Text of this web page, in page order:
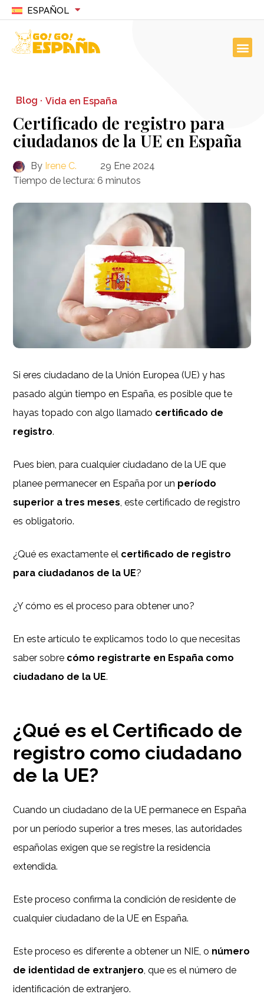
ESPAÑOL
Blog · Vida en España
Certificado de registro para
ciudadanos de la UE en España
By Irene C.
29 Ene 2024
Tiempo de lectura: 6 minutos
Si eres ciudadano de la Unión Europea (UE) y has
pasado algún tiempo en España, es posible que te
hayas topado con algo llamado certificado de
registro.
Pues bien, para cualquier ciudadano de la UE que
planee permanecer en España por un período
superior a tres meses, este certificado de registro
es obligatorio.
¿Qué es exactamente el certificado de registro
para ciudadanos de la UE?
¿Y cómo es el proceso para obtener uno?
En este artículo te explicamos todo lo que necesitas
saber sobre cómo registrarte en España como
ciudadano de la UE.
¿Qué es elCertificado de
registro como ciudadano
de la UE?
Cuando un ciudadano de la UE permanece en España
por un período superior a tres meses, las autoridades
españolas exigen que se registre la residencia
extendida.
Este proceso confirma la condición de residente de
cualquier ciudadano de la UE en España.
Este proceso es diferente a obtener un NIE, o número
de identidad de extranjero, que es el número de
identificación de extranjero.